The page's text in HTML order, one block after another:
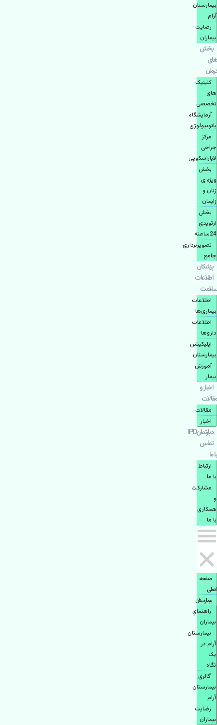
بیمارستان
آرام
رضایت
بیماران
بخش
های
درمان
کلینیک
های
تخصصی
آزمایشگاه
پاتوبیولوژی
مرکز
جراحی
لاپاراسکوپی
بخش
ویژه ی
زنان و
زایمان
بخش
ارتوپدی
24ساعته
تصویربرداری
جامع
پزشكان
اطلاعات
سلامت
اطلاعات
بیماری‌ها
اطلاعات
دارو‌ها
اپليكيشن
بيمارستان
آموزش
بیمار
اخبار و
مقالات
مقالات
اخبار
دپارتمانIPD
تماس
با ما
ارتباط
با ما
مشاركت
و
همكاری
با ما
صفحه
اصلی
بيمارستان
راهنماي
بیماران
بیمارستان
آرام در
یک
نگاه
گالری
بیمارستان
آرام
رضایت
بیماران